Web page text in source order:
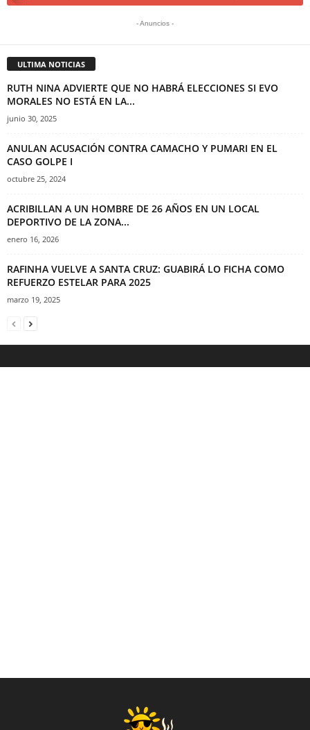
- Anuncios -
ULTIMA NOTICIAS
RUTH NINA ADVIERTE QUE NO HABRÁ ELECCIONES SI EVO
MORALES NO ESTÁ EN LA...
junio 30, 2025
ANULAN ACUSACIÓN CONTRA CAMACHO Y PUMARI EN EL
CASO GOLPE I
octubre 25, 2024
ACRIBILLAN A UN HOMBRE DE 26 AÑOS EN UN LOCAL
DEPORTIVO DE LA ZONA...
enero 16, 2026
RAFINHA VUELVE A SANTA CRUZ: GUABIRÁ LO FICHA COMO
REFUERZO ESTELAR PARA 2025
marzo 19, 2025